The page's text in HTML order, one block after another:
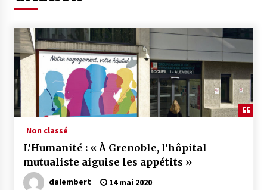
Non classé
L’Humanité : « À Grenoble, l’hôpital
mutualiste aiguise les appétits »
dalembert 14 mai 2020